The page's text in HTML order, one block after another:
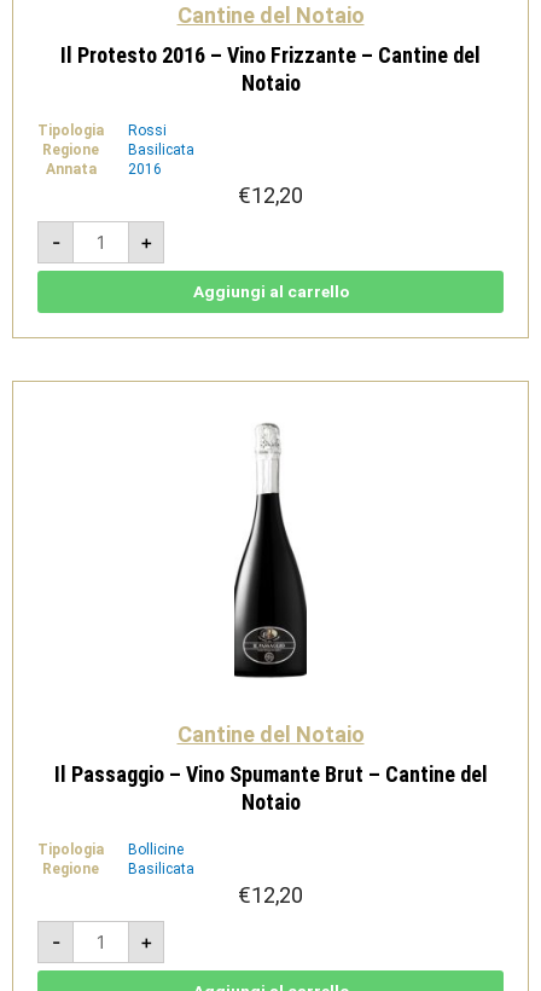
Cantine del Notaio
Il Protesto 2016 – Vino Frizzante – Cantine del
Notaio
Tipologia
Rossi
Regione
Basilicata
Annata
2016
€12,20
-
Il
Protesto
2016
-
Cantine
quantità
+
Aggiungi al carrello
Cantine del Notaio
Il Passaggio – Vino Spumante Brut – Cantine del
Notaio
Tipologia
Bollicine
Regione
Basilicata
€12,20
-
Il
Passaggio
-
Vino
+